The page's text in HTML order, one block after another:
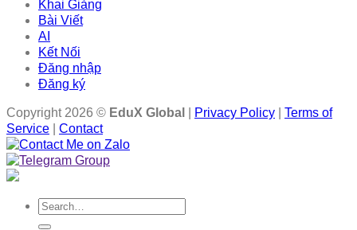
Khai Giảng
Bài Viết
AI
Kết Nối
Đăng nhập
Đăng ký
Copyright 2026 © EduX Global Privacy Policy
Terms of
Service
Contact
Search